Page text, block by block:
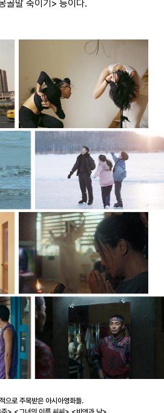
골말 죽이기> 등이다.
으로 주목받은 아시아영화들.